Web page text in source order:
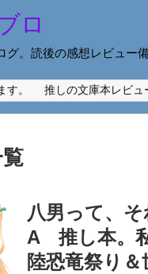
ロ
グ。読後の感想レビュー
。 推しの文庫本レビュ
八男って、
A 推し本。
陸恐竜祭り